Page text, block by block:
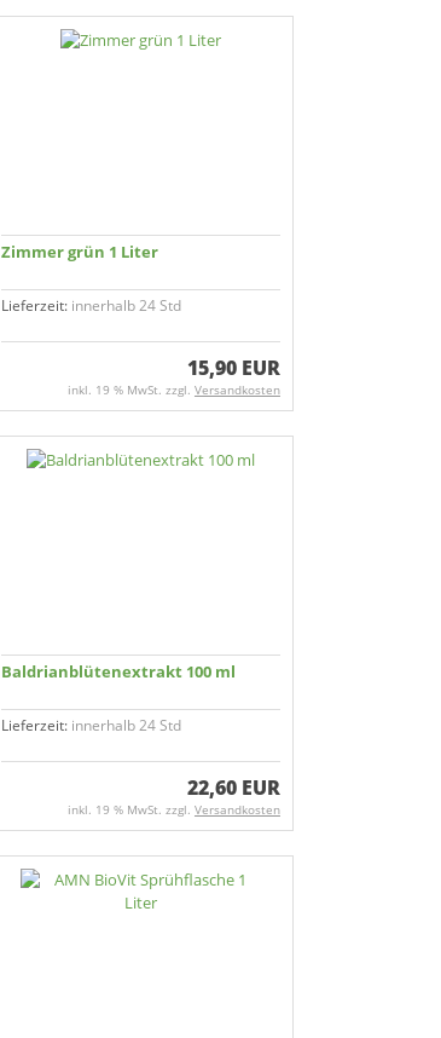
Zimmer grün 1 Liter
Lieferzeit: innerhalb 24 Std
15,90 EUR
inkl. 19 % MwSt. zzgl. Versandkosten
Baldrian­blüten­extrakt 100 ml
Lieferzeit: innerhalb 24 Std
22,60 EUR
inkl. 19 % MwSt. zzgl. Versandkosten